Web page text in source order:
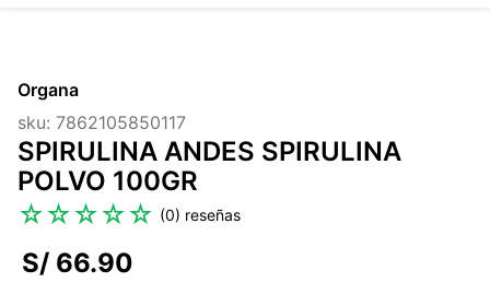
2.
citrato magnesio
3.
colageno
4.
kefir
5 .
glicinato magnesio
Organa
sku: 7862105850117
SPIRULINA ANDES SPIRULINA
POLVO 100GR
☆☆☆☆☆ (0)
S/ 66.90